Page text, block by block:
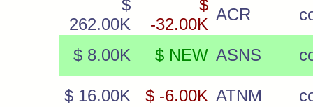
$
262.00K
$
-32.00K
ACR
$ 8.00K $ NEW ASNS
$ 16.00K $ -6.00K ATNM